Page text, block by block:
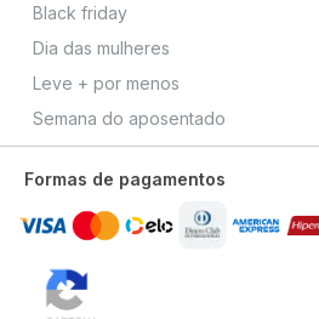
Black friday
Dia das mulheres
Leve + por menos
Semana do aposentado
Formas de pagamentos